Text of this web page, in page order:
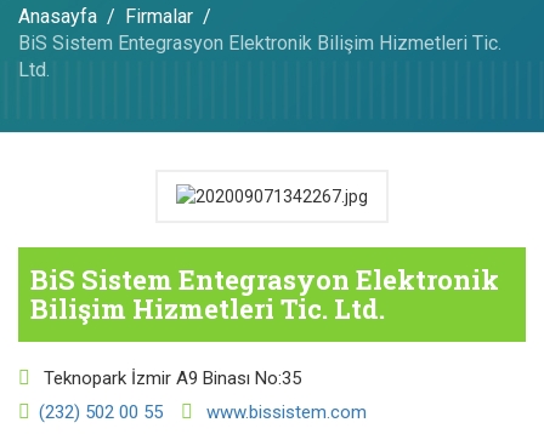
Anasayfa
Firmalar
BiS Sistem Entegrasyon Elektronik Bilişim Hizmetleri Tic.
Ltd.
BiS Sistem Entegrasyon Elektronik
Bilişim Hizmetleri Tic. Ltd.
Teknopark İzmir A9 Binası No:35
(232) 502 00 55
www.bissistem.com